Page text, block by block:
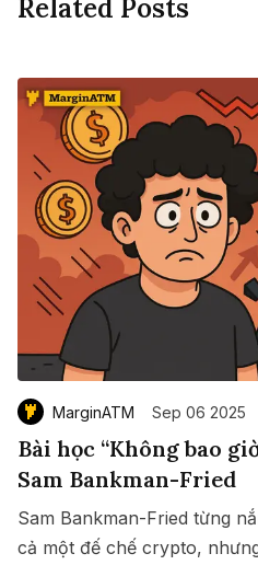
Related Posts
MarginATM Sep 06 2025
Bài học “Không bao
Sam Bankman-Fried
Sam Bankman-Fried từng
cả một đế chế crypto,